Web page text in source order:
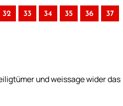
32 33 34 35 36 37
und weissage wider das